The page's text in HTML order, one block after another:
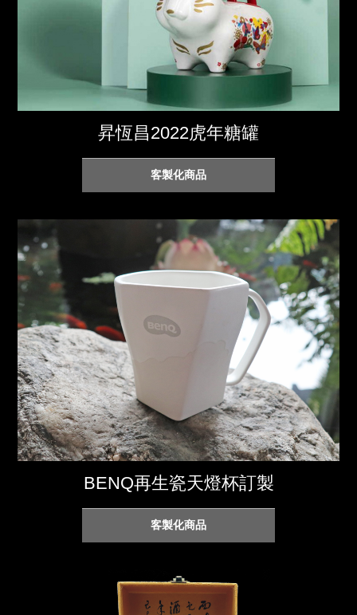
昇恆昌2022虎年糖罐
客製化商品
BENQ再生瓷天燈杯訂製
客製化商品